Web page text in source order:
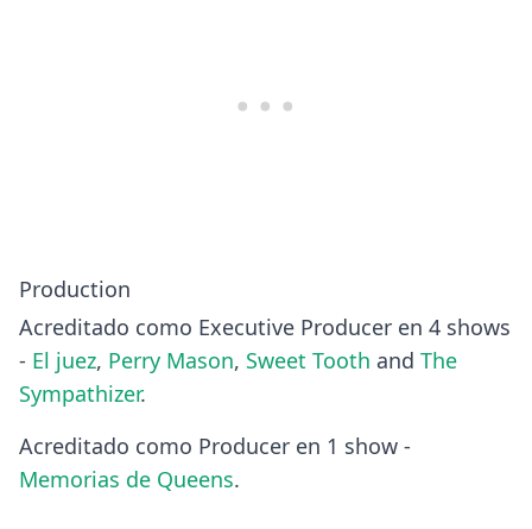
Production
Acreditado como Executive Producer en 4 shows
- El juez, Perry Mason, Sweet Tooth and The
Sympathizer.
Acreditado como Producer en 1 show -
Memorias de Queens.